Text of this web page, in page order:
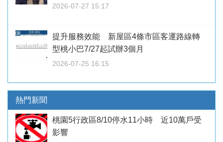
2026-07-27 15:17
提升服務效能 新屋區4條市區客運路線轉
型桃小巴7/27起試辦3個月
2026-07-25 16:15
熱門新聞
桃園5行政區8/10停水11小時 近10萬戶受
影響